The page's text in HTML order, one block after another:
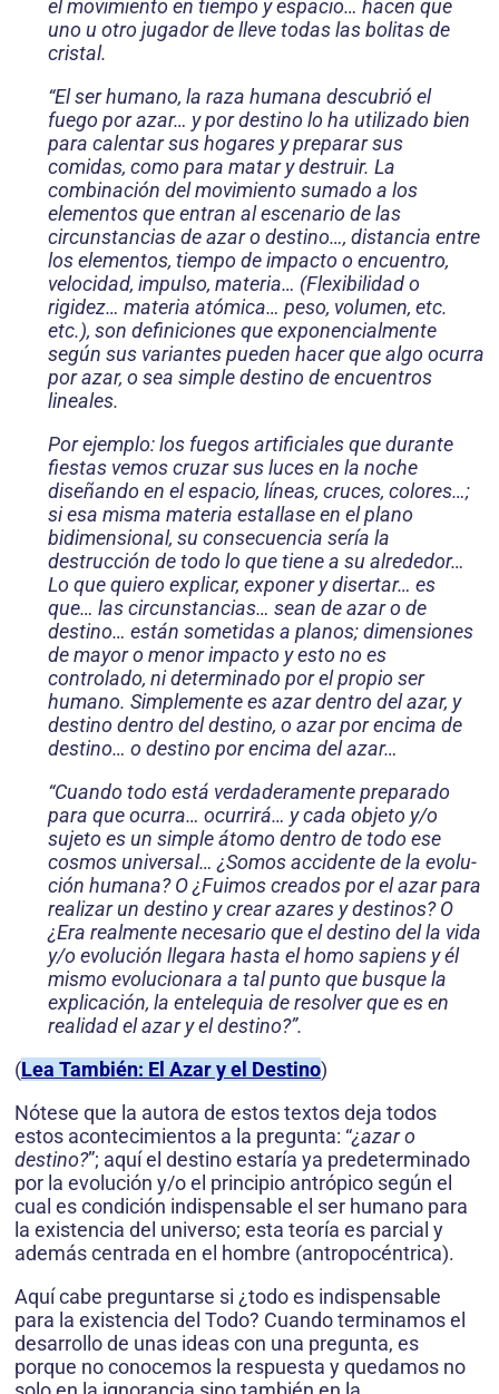
el movimiento en tiempo y espa­cio… hacen que
uno u otro jugador de lleve todas las bolitas de
cristal.
“El ser humano, la raza humana descubrió el
fuego por azar… y por destino lo ha utilizado bien
para calentar sus hogares y preparar sus
comidas, como para matar y destruir. La
combinación del movimiento sumado a los
elementos que entran al escenario de las
circunstancias de azar o destino…, distancia entre
los elementos, tiempo de impacto o encuentro,
velocidad, impulso, materia… (Flexibilidad o
rigidez… materia atómica… peso, volumen, etc.
etc.), son definiciones que exponencialmente
según sus variantes pueden hacer que algo ocurra
por azar, o sea simple destino de encuentros
lineales.
Por ejemplo: los fuegos artificiales que durante
fiestas vemos cru­zar sus luces en la noche
diseñando en el espacio, líneas, cruces, colores…;
si esa misma materia estallase en el plano
bidimensional, su consecuencia sería la
destrucción de todo lo que tiene a su alrededor…
Lo que quiero explicar, exponer y disertar… es
que… las circunstancias… sean de azar o de
destino… están sometidas a planos; dimensiones
de mayor o menor impacto y esto no es
controlado, ni determinado por el propio ser
humano. Simplemente es azar dentro del azar, y
destino dentro del destino, o azar por encima de
destino… o destino por encima del azar…
“Cuando todo está verdaderamente preparado
para que ocurra… ocurrirá… y cada objeto y/o
sujeto es un simple átomo dentro de todo ese
cosmos universal… ¿Somos accidente de la evolu­
ción humana? O ¿Fuimos creados por el azar para
realizar un destino y crear azares y destinos? O
¿Era realmente necesario que el destino del la vida
y/o evolución llegara hasta el homo sapiens y él
mismo evolucionara a tal punto que busque la
explicación, la entelequia de resolver que es en
realidad el azar y el destino?”.
(Lea También: El Azar y el Destino)
Nótese que la autora de estos textos deja todos
estos acontecimientos a la pregunta: “¿azar o
destino?”; aquí el destino estaría ya predeterminado
por la evolución y/o el principio antró­pico según el
cual es condición indispensable el ser humano para
la existencia del universo; esta teoría es parcial y
además centrada en el hombre (antropocéntrica).
Aquí cabe preguntar­se si ¿todo es indispensable
para la existencia del Todo? Cuando terminamos el
desarrollo de unas ideas con una pregunta, es
porque no conocemos la respuesta y quedamos no